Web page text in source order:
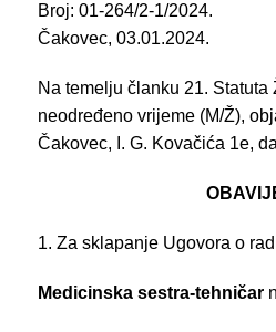
Broj: 01-264/2-1/2024.
Čakovec, 03.01.2024.
Na temelju članku 21.
neodređeno vrijeme (M/Ž),
Čakovec, I. G. Kovačića 1e,
1. Za sklapanje Ugovora o
Medicinska sestra-tehničar